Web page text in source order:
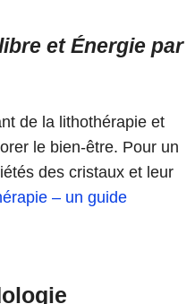
et Énergie par
de la lithothérapie et
le bien-être. Pour un
des cristaux et leur
– un guide